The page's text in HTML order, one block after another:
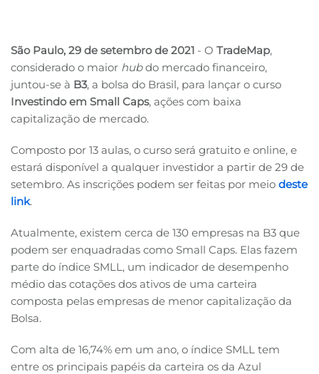
São Paulo, 29 de setembro de 2021 - O TradeMap,
considerado o maior hubdo mercado financeiro,
juntou-se à B3, a bolsa do Brasil, para lançar o curso
Investindo em Small Caps, ações com baixa
capitalização de mercado.
Composto por 13 aulas, o curso será gratuito e online, e
estará disponível a qualquer investidor a partir de 29 de
setembro. As inscrições podem ser feitas por meio deste
link.
Atualmente, existem cerca de 130 empresas na B3 que
podem ser enquadradas como Small Caps. Elas fazem
parte do índice SMLL, um indicador de desempenho
médio das cotações dos ativos de uma carteira
composta pelas empresas de menor capitalização da
Bolsa.
Com alta de 16,74% em um ano, o índice SMLL tem
entre os principais papéis da carteira os da Azul